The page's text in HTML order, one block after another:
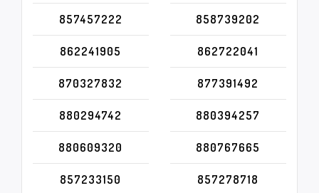
857457222 858739202
862241905 862722041
870327832 877391492
880294742 880394257
880609320 880767665
857233150 857278718